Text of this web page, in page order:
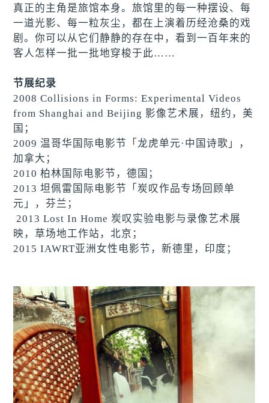
真正的主角是旅馆本身。旅馆里的每一种摆设、每
一道光影、每一粒灰尘，都在上演着历经沧桑的戏
剧。你可以从它们静静的存在中，看到一百年来的
客人怎样一批一批地穿梭于此……
节展纪录
2008 Collisions in Forms: Experimental Videos
from Shanghai and Beijing 影像艺术展，纽约，美
国；
2009 温哥华国际电影节「龙虎单元·中国诗歌」，
加拿大；
2010 柏林国际电影节，德国；
2013 坦佩雷国际电影节「炭叹作品专场回顾单
元」，芬兰；
2013 Lost In Home 炭叹实验电影与录像艺术展
映，草场地工作站，北京；
2015 IAWRT亚洲女性电影节，新德里，印度；